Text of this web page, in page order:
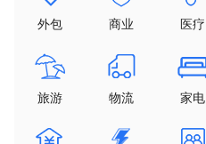
外包 商业 医疗
旅游 物流 家电